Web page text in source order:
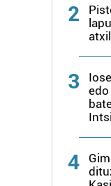
2
3
4